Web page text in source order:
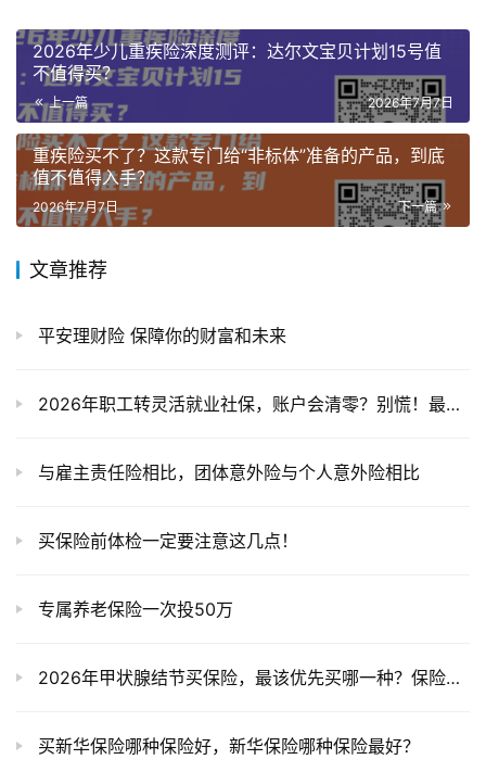
2026年少儿重疾险深度测评：达尔文宝贝计划15号值
不值得买？
上一篇 2026年7月7日
重疾险买不了？这款专门给“非标体”准备的产品，到底
值不值得入手？
下一篇
2026年7月7日
文章推荐
平安理财险 保障你的财富和未来
2026年职工转灵活就业社保，账户会清零？别慌！最全解答来了！
与雇主责任险相比，团体意外险与个人意外险相比
买保险前体检一定要注意这几点！
专属养老保险一次投50万
2026年甲状腺结节买保险，最该优先买哪一种？保险配置黄金顺序曝光！
买新华保险哪种保险好，新华保险哪种保险最好？